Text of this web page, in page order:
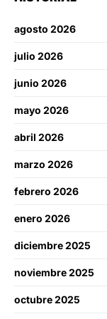
agosto 2026
julio 2026
junio 2026
mayo 2026
abril 2026
marzo 2026
febrero 2026
enero 2026
diciembre 2025
noviembre 2025
octubre 2025